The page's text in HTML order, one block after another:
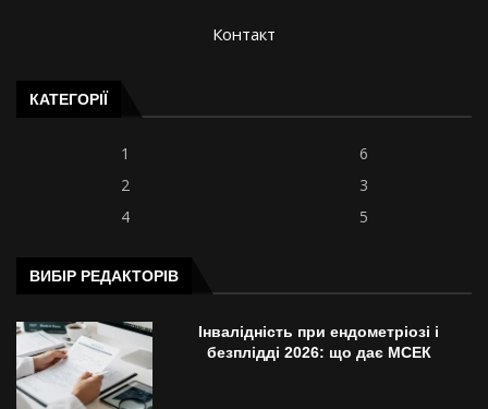
Контакт
КАТЕГОРІЇ
1
6
2
3
4
5
ВИБІР РЕДАКТОРІВ
Інвалідність при ендометріозі і
безплідді 2026: що дає МСЕК